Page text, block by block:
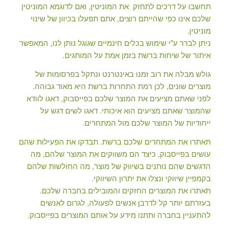
תחשבו על דרכים לתחזק את המוניטין, ואם לדוגמא המוניטין
שלכם אינו כפי שהייתם רוצים, אתם תפעלו בכיוון של שינוי
מוניטין.
ניתן לברר ע"י שימוש בכלים חינמיים שגוגל נותן לנו, המאפשר
איתור של שיחות ברשת בזמן אמת על המותגים.
גולש מבלה את רוב זמנו באינטרנט ונתקל בפרסומות של
מוצרים שונים, לכן רמת התחרות ברשת היא מאוד גבוהה.
לפני שאתם מציעים את המוצר שלכם בפייסבוק, דאגו לוודא
שהמוצר שאתם מציעים הוא איכותי. דאגו לשים דגש על
ייחודיות של המוצר שלכם מול המתחרים.
תאתרו את המתחרים שלכם ברשת. תבדקו את הפעילות שהם
עושים בפייסבוק, כיצד הם משווקים את המוצר שלהם, מה
הדגשים שהם נותנים בשיווק של מוצר, מה החולשות שלהם
בקמפיין שיווקי ונצלו את יתרון השיווקי.
תאתרו את המוצרים החזקים והמובילים בחברה שלכם.
בעזרתם יותר קל לדרבן אנשים לפעולה, לגרום לאנשים
להתעניין בחברה ותתנו מידע על אותם המוצרים בפייסבוק.